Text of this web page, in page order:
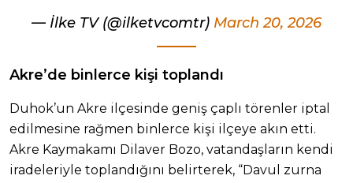
— İlke TV (@ilketvcomtr) March 20, 2026
Akre’de binlerce kişi toplandı
Duhok’un Akre ilçesinde geniş çaplı törenler iptal
edilmesine rağmen binlerce kişi ilçeye akın etti.
Akre Kaymakamı Dilaver Bozo, vatandaşların kendi
iradeleriyle toplandığını belirterek, “Davul zurna